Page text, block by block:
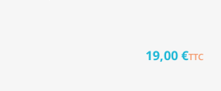
19,00 €TTC